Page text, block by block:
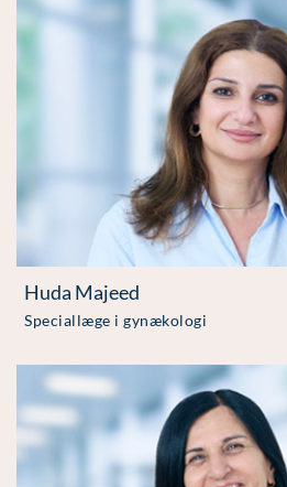
Huda Majeed
Speciallæge i gynækologi